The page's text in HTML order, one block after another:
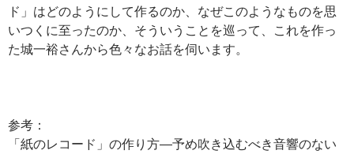
ド」はどのようにして作るのか、なぜこのようなものを思
いつくに至ったのか、そういうことを巡って、これを作っ
た城一裕さんから色々なお話を伺います。
参考：
「紙のレコード」の作り方―予め吹き込むべき音響のない